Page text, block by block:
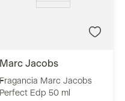
marc jacobs
Fragancia Marc Jacobs
Perfect Edp 50 ml